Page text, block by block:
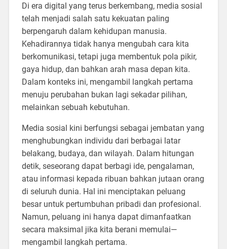
Di era digital yang terus berkembang, media sosial
telah menjadi salah satu kekuatan paling
berpengaruh dalam kehidupan manusia.
Kehadirannya tidak hanya mengubah cara kita
berkomunikasi, tetapi juga membentuk pola pikir,
gaya hidup, dan bahkan arah masa depan kita.
Dalam konteks ini, mengambil langkah pertama
menuju perubahan bukan lagi sekadar pilihan,
melainkan sebuah kebutuhan.
Media sosial kini berfungsi sebagai jembatan yang
menghubungkan individu dari berbagai latar
belakang, budaya, dan wilayah. Dalam hitungan
detik, seseorang dapat berbagi ide, pengalaman,
atau informasi kepada ribuan bahkan jutaan orang
di seluruh dunia. Hal ini menciptakan peluang
besar untuk pertumbuhan pribadi dan profesional.
Namun, peluang ini hanya dapat dimanfaatkan
secara maksimal jika kita berani memulai—
mengambil langkah pertama.